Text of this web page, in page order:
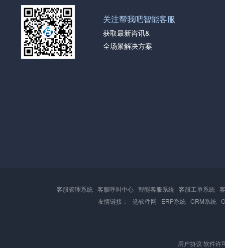
关注帮我吧智能客服
获取最新咨讯&
全场景解决方案
客服管理系统 客服呼叫中心 智能客服系统 客服工单系统
友情链接：
选软件网 ERP系统 CRM系统
用户协议 软件许